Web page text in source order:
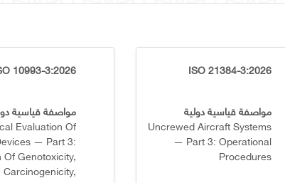
ISO 21384-3:2026
مواصفة قياسية دولية
Uncrewed Aircraft Systems
— Part 3: Operational
Procedures
10993-3:2026
مواصفة قياسية
Evaluation Of
— Part 3:
Of Genotoxicity,
Carcinogenicity,